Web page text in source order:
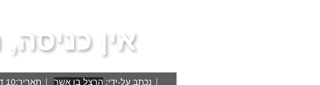
אין
נכתב על-ידי: הרצל בן אשר תאריך:10 דצמבר, 2021